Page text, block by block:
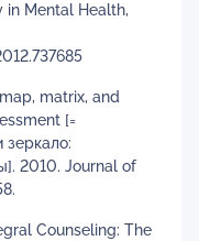
in Mental Health,
matrix, and
[=
зеркало:
2010. Journal of
Counseling: The